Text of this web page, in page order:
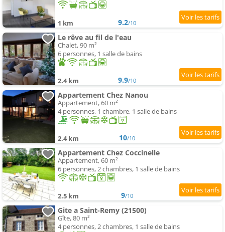
1 km 9.2/10
Le rêve au fil de l'eau
Chalet, 90 m²
6 personnes, 1 salle de bains
2.4 km 9.9/10
Appartement Chez Nanou
Appartement, 60 m²
4 personnes, 1 chambre, 1 salle de bains
2.4 km 10/10
Appartement Chez Coccinelle
Appartement, 60 m²
6 personnes, 2 chambres, 1 salle de bains
2.5 km 9/10
Gite a Saint-Remy (21500)
Gîte, 80 m²
4 personnes, 2 chambres, 1 salle de bains